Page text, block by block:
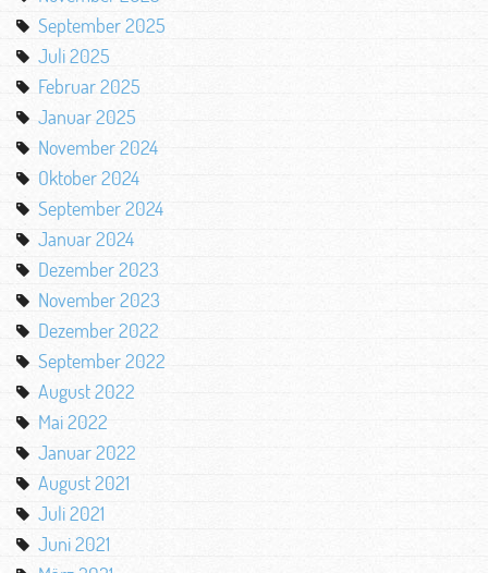
September 2025
Juli 2025
Februar 2025
Januar 2025
November 2024
Oktober 2024
September 2024
Januar 2024
Dezember 2023
November 2023
Dezember 2022
September 2022
August 2022
Mai 2022
Januar 2022
August 2021
Juli 2021
Juni 2021